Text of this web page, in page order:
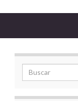
Search for: